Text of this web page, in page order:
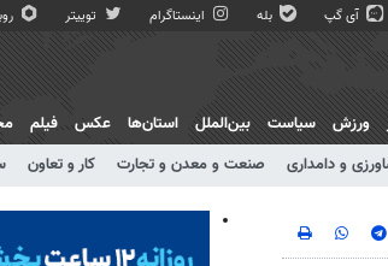
آی گپ بله اینستاگرام توییتر
و دامداری صنعت و معدن و تجارت کار و تعاون
ورزش سیاست بین‌الملل استان‌ها عکس فیلم